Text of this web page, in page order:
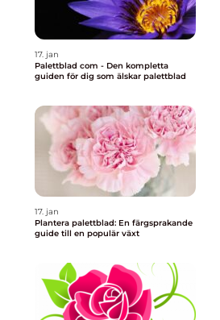
17. jan
Palettblad com - Den kompletta
guiden för dig som älskar palettblad
17. jan
Plantera palettblad: En färgsprakande
guide till en populär växt